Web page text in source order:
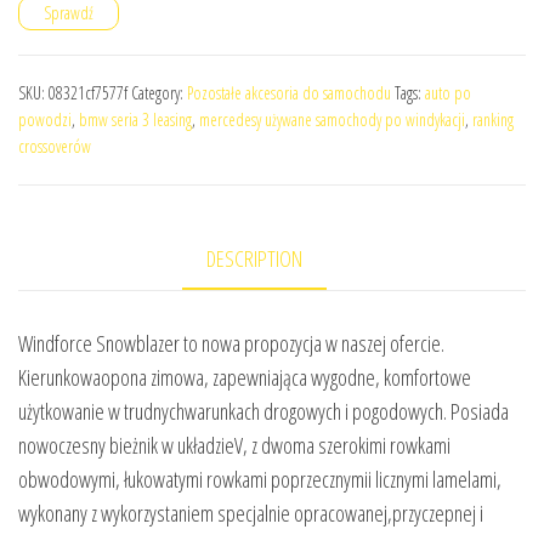
Sprawdź
SKU: 08321cf7577f Category: Pozostałe akcesoria do samochodu Tags: auto po
powodzi, bmw seria 3 leasing, mercedesy używane samochody po windykacji, ranking
crossoverów
DESCRIPTION
Windforce Snowblazer to nowa propozycja w naszej ofercie.
Kierunkowaopona zimowa, zapewniająca wygodne, komfortowe
użytkowanie w trudnychwarunkach drogowych i pogodowych. Posiada
nowoczesny bieżnik w układzieV, z dwoma szerokimi rowkami
obwodowymi, łukowatymi rowkami poprzecznymii licznymi lamelami,
wykonany z wykorzystaniem specjalnie opracowanej,przyczepnej i